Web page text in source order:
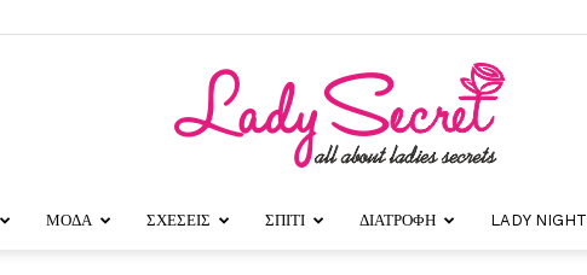
ΜΟΔΑ ΣΧΕΣΕΙΣ ΣΠΙΤΙ ΔΙΑΤΡΟΦΗ LADY NIGHT